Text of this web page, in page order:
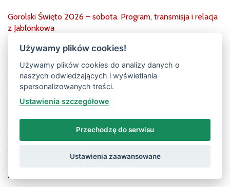
Gorolski Święto 2026 – sobota. Program, transmisja i relacja
z Jabłonkowa
posted on 1. 8. 2026
Gorolski Święto 2026 – niedziela. Program, transmisja i
relacja z Jabłonkowa
posted on 2. 8. 2026
Weekend 31 lipca–2 sierpnia na Śląsku Cieszyńskim. 10
wydarzeń, na które warto się wybrać
posted on 31. 7. 2026
Gorolski Święto 2026 – piątek. Program, transmisja i relacja z
Jabłonkowa [aktualizacja]
posted on 31. 7. 2026
Gorolski Święto 2026 w Jabłonkowie. Program i bilety
posted on 31. 7. 2026
Używamy plików cookies!
Używamy plików cookies do analizy danych o
naszych odwiedzających i wyświetlania
spersonalizowanych treści.
Ustawienia szczegółowe
Przechodzę do serwisu
Ustawienia zaawansowane